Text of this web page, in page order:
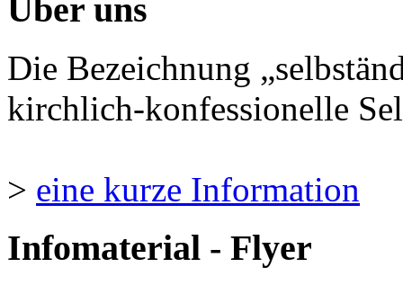
Über uns
Die Bezeichnung
kirchlich-konfessionelle
> eine kurze Information
Infomaterial - Flyer